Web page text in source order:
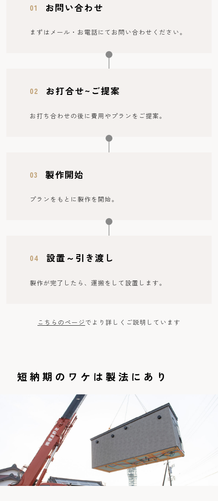
01 お問い合わせ
まずはメール・お電話にてお問い合わせください。
02 お打合せ~ご提案
お打ち合わせの後に費用やプランをご提案。
03 製作開始
プランをもとに製作を開始。
04 設置～引き渡し
製作が完了したら、運搬をして設置します。
こちらのページでより詳しくご説明しています
短納期のワケは製法にあり